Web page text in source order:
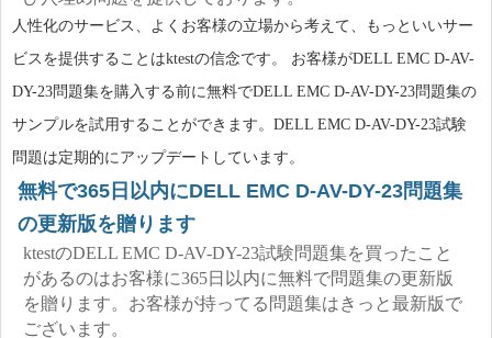
人性化のサービス、よくお客様の立場から考えて、もっといいサー
ビスを提供することはktestの信念です。 お客様がDELL EMC D-AV-
DY-23問題集を購入する前に無料でDELL EMC D-AV-DY-23問題集の
サンプルを試用することができます。DELL EMC D-AV-DY-23試験
問題は定期的にアップデートしています。
無料で365日以内にDELL EMC D-AV-DY-23問題集
の更新版を贈ります
ktestのDELL EMC D-AV-DY-23試験問題集を買ったこと
があるのはお客様に365日以内に無料で問題集の更新版
を贈ります。お客様が持ってる問題集はきっと最新版で
ございます。